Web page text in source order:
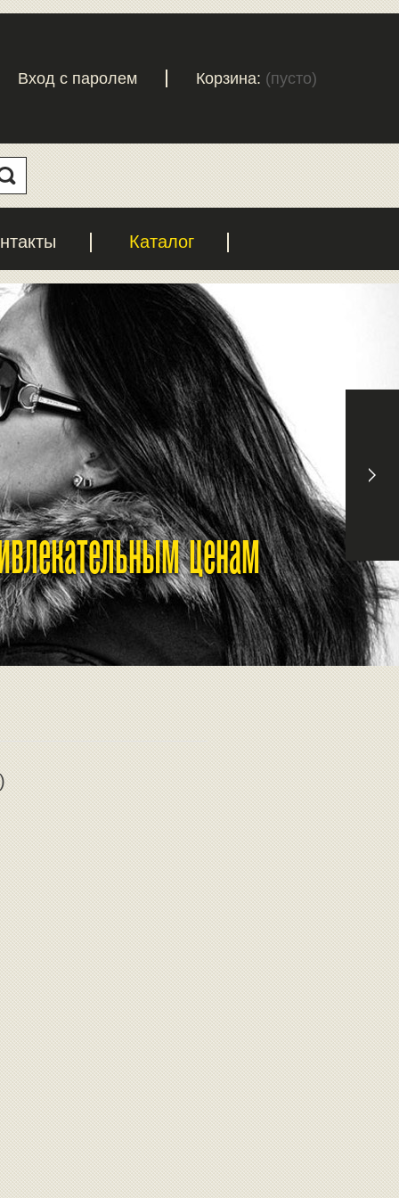
Вход с паролем Корзина: (пусто)
Каталог
ценам